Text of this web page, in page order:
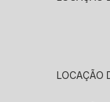
LOCAÇÃO